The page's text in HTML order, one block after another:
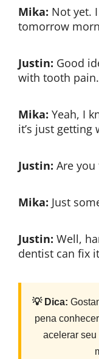
Mika: Not yet.
tomorrow
Justin: Good
with tooth pain.
Mika: Yeah, I
it’s just getting
Justin: Are
Mika: Just
Justin: Well,
dentist can fix
💡 Dica:
pena
acelerar